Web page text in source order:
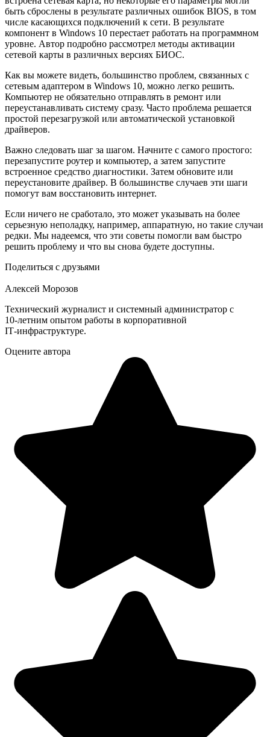
быть сброслены в результате различных ошибок BIOS, в том
числе касающихся подключений к сети. В результате
компонент в Windows 10 перестает работать на программном
уровне. Автор подробно рассмотрел методы активации
сетевой карты в различных версиях БИОC.
Как вы можете видеть, большинство проблем, связанных с
сетевым адаптером в Windows 10, можно легко решить.
Компьютер не обязательно отправлять в ремонт или
переустанавливать систему сразу. Часто проблема решается
простой перезагрузкой или автоматической установкой
драйверов.
Важно следовать шаг за шагом. Начните с самого простого:
перезапустите роутер и компьютер, а затем запустите
встроенное средство диагностики. Затем обновите или
переустановите драйвер. В большинстве случаев эти шаги
помогут вам восстановить интернет.
Если ничего не сработало, это может указывать на более
серьезную неполадку, например, аппаратную, но такие случаи
редки. Мы надеемся, что эти советы помогли вам быстро
решить проблему и что вы снова будете доступны.
Поделиться с друзьями
Алексей Морозов
Технический журналист и системный администратор с
10‑летним опытом работы в корпоративной
IT‑инфраструктуре.
Оцените автора